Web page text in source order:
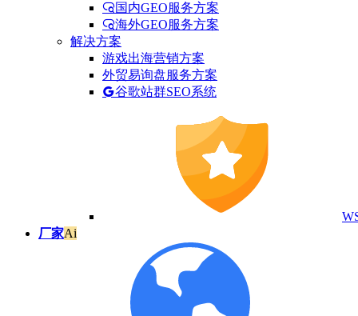
国内GEO服务方案
海外GEO服务方案
解决方案
游戏出海营销方案
外贸易询盘服务方案
谷歌站群SEO系统
厂家Ai